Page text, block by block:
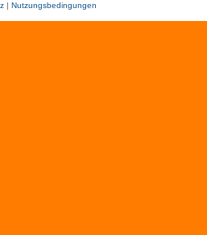
| Nutzungsbedingungen